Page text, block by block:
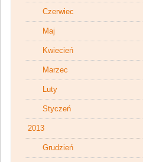
Czerwiec
Maj
Kwiecień
Marzec
Luty
Styczeń
2013
Grudzień